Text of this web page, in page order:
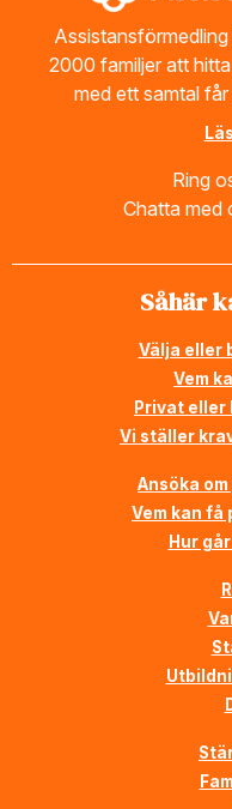
2000 familjer att
med ett samtal
Ring
Chatta med
Såhär
Välja eller
Vem
Privat eller
Vi ställer
Ansöka
Vem kan få
Hur